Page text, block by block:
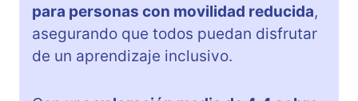
para personas con movilidad reducida,
asegurando que todos puedan disfrutar
de un aprendizaje inclusivo.